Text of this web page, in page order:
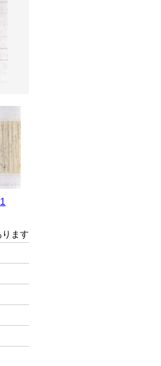
ます